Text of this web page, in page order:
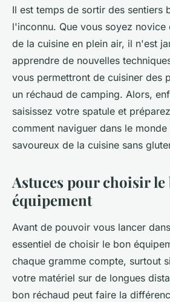
Quelles sont les
pour cuisiner des
gluten sur un
camping?
Giulia•21 mai 2024•6 min de lecture
Il est temps de sortir des sentiers
l'inconnu. Que vous soyez novice
de la cuisine en plein air, il n'est
apprendre de nouvelles
vous permettront de cuisiner des
un réchaud de camping. Alors,
saisissez votre spatule et
comment naviguer dans le
savoureux de la cuisine sans
Astuces pour choisir le
équipement
Avant de pouvoir vous lancer
essentiel de choisir le bon
chaque gramme compte, surtout
votre matériel sur de longues
bon réchaud peut faire la